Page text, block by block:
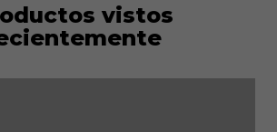
vistos